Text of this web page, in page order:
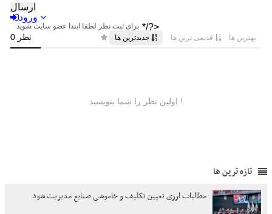
تازه ترین ها
مطالبات ارزی تعیین تکلیف و خاموشی صنایع مدیریت شود